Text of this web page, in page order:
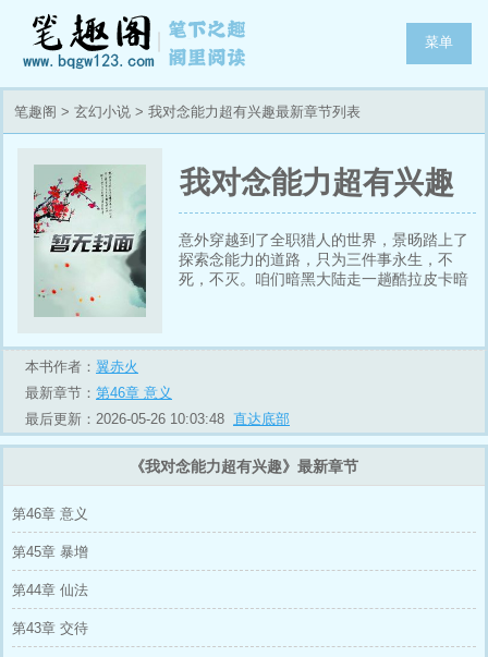
菜单
笔趣阁 > 玄幻小说 > 我对念能力超有兴趣最新章节列表
我对念能力超有兴趣
意外穿越到了全职猎人的世界，景旸踏上了
探索念能力的道路，只为三件事永生，不
死，不灭。咱们暗黑大陆走一趟酷拉皮卡暗
本书作者： 翼赤火
最新章节： 第46章 意义
最后更新：2026-05-26 10:03:48 直达底部
《我对念能力超有兴趣》最新章节
第46章 意义
第45章 暴增
第44章 仙法
第43章 交待